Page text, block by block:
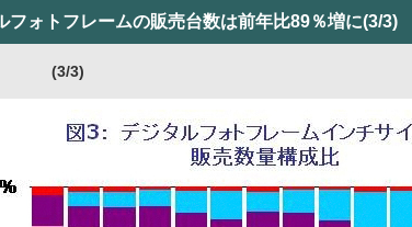
フォトフレームの販売台数は前年比89％増に(3/3)
(3/3)